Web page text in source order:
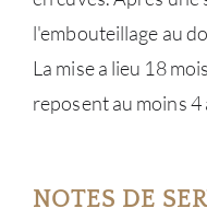
l'embouteillage au
La mise a lieu 18
reposent au moins 4
NOTES DE